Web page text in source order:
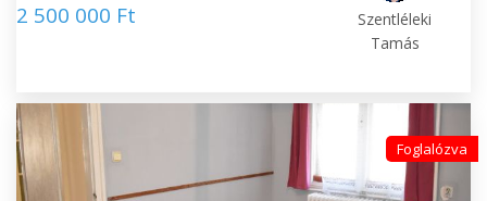
2 500 000 Ft
Szentléleki
Tamás
Foglalózva